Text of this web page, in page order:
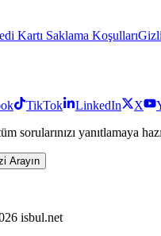
Kartı Saklama Koşulları
TikTok LinkedIn X
sorularınızı yanıtlamaya
Arayın
isbul.net